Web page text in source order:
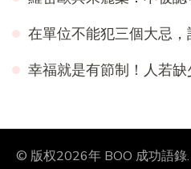
在單位不能犯三個大忌
幸福就是有節制！人若
© 版权2026年 BOO 成功語錄